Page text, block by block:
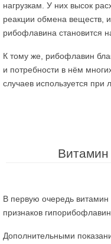
нагрузкам. У них высок
реакции обмена веществ, и
рибофлавина становится
К тому же, рибофлавин
и потребности в нём
случаев используется при
В первую очередь
признаков
Дополнительными